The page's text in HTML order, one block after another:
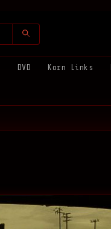
DVD Korn Links